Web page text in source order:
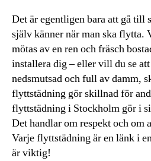
Det är egentligen bara att gå till
själv känner när man ska flytta.
mötas av en ren och fräsch
installera dig – eller vill du se
nedsmutsad och full av damm,
flyttstädning gör skillnad för
flyttstädning i Stockholm gör i
Det handlar om respekt och om
Varje flyttstädning är en länk i
är viktig!